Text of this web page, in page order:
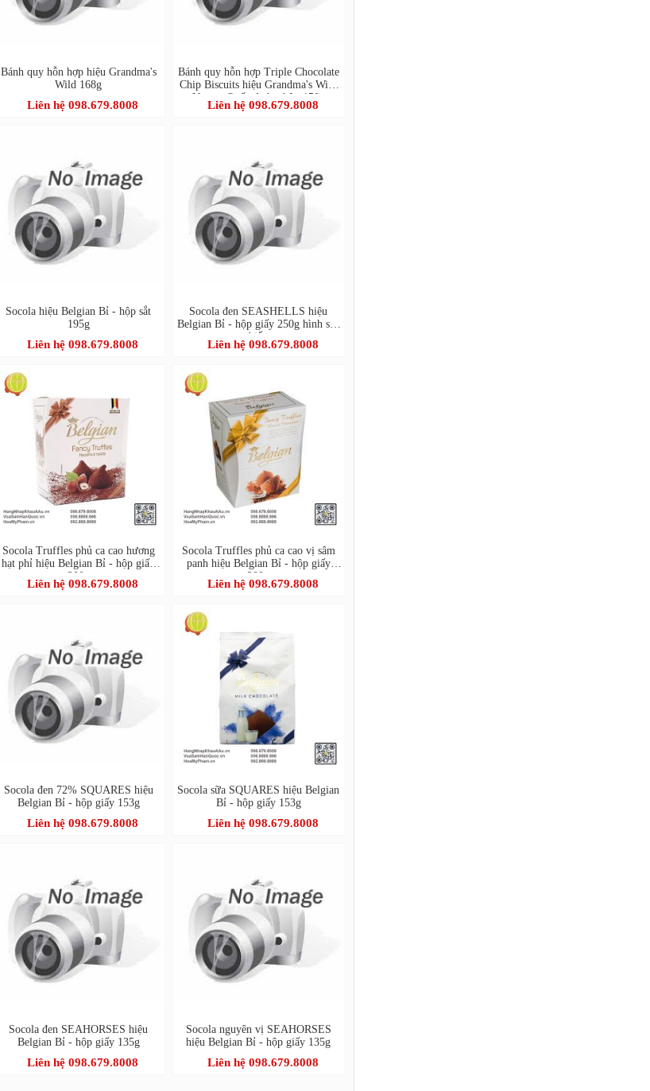
Bánh quy hỗn hợp hiệu Grandma's
Wild 168g
Liên hệ 098.679.8008
Bánh quy hỗn hợp Triple Chocolate
Chip Biscuits hiệu Grandma's Wild
Vương Quốc Anh - hộp 150g
Liên hệ 098.679.8008
Socola hiệu Belgian Bỉ - hộp sắt
195g
Liên hệ 098.679.8008
Socola đen SEASHELLS hiệu
Belgian Bỉ - hộp giấy 250g hình sao
biển
Liên hệ 098.679.8008
Socola Truffles phủ ca cao hương
hạt phỉ hiệu Belgian Bỉ - hộp giấy
200g
Liên hệ 098.679.8008
Socola Truffles phủ ca cao vị sâm
panh hiệu Belgian Bỉ - hộp giấy
200g
Liên hệ 098.679.8008
Socola đen 72% SQUARES hiệu
Belgian Bỉ - hộp giấy 153g
Liên hệ 098.679.8008
Socola sữa SQUARES hiệu Belgian
Bỉ - hộp giấy 153g
Liên hệ 098.679.8008
Socola đen SEAHORSES hiệu
Belgian Bỉ - hộp giấy 135g
Liên hệ 098.679.8008
Socola nguyên vị SEAHORSES
hiệu Belgian Bỉ - hộp giấy 135g
Liên hệ 098.679.8008